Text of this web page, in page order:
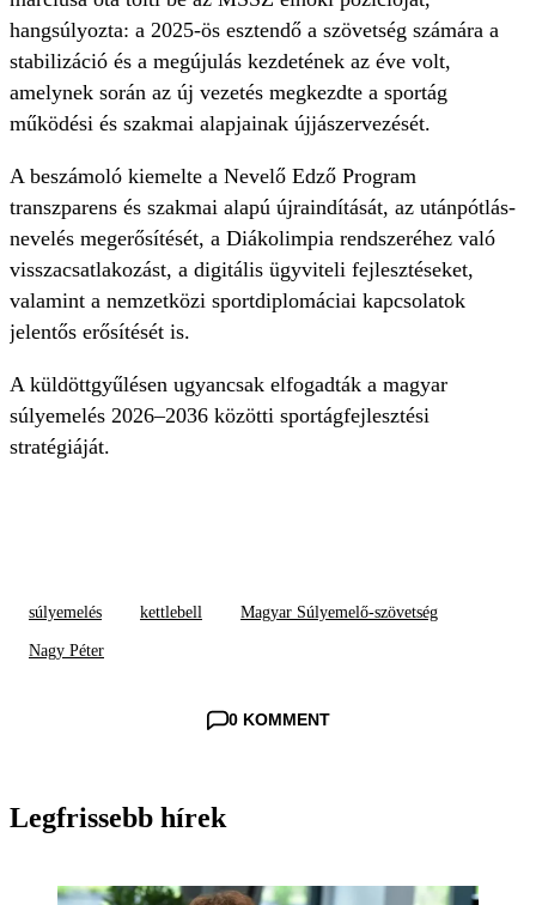
hangsúlyozta: a 2025-ös esztendő a szövetség számára a
stabilizáció és a megújulás kezdetének az éve volt,
amelynek során az új vezetés megkezdte a sportág
működési és szakmai alapjainak újjászervezését.
A beszámoló kiemelte a Nevelő Edző Program
transzparens és szakmai alapú újraindítását, az utánpótlás-
nevelés megerősítését, a Diákolimpia rendszeréhez való
visszacsatlakozást, a digitális ügyviteli fejlesztéseket,
valamint a nemzetközi sportdiplomáciai kapcsolatok
jelentős erősítését is.
A küldöttgyűlésen ugyancsak elfogadták a magyar
súlyemelés 2026–2036 közötti sportágfejlesztési
stratégiáját.
súlyemelés kettlebell Magyar Súlyemelő-szövetség
Nagy Péter
0 KOMMENT
Legfrissebb hírek